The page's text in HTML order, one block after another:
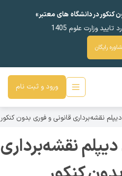
در دانشگاه های معتبر»
وزارت علوم 1405
رایگان
ورود و ثبت نام
نقشه‌برداری قانونی و فوری بدون کنکور
نقشه‌برداری